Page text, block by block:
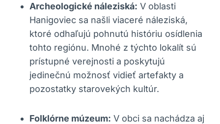
Archeologické náleziská: V oblasti
Hanigoviec sa našli viaceré náleziská,
ktoré odhaľujú pohnutú históriu osídlenia
tohto regiónu. Mnohé z týchto lokalít sú
prístupné verejnosti a poskytujú
jedinečnú možnosť vidieť artefakty a
pozostatky starovekých kultúr.
Folklórne múzeum: V obci sa nachádza aj